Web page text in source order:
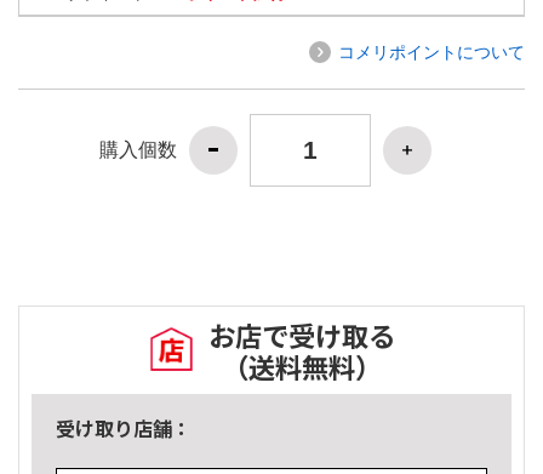
コメリポイントについて
購入個数
お店で受け取る
（送料無料）
受け取り店舗：